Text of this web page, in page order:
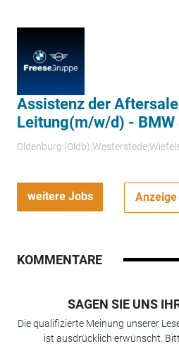
Assistenz der
Leitung(m/w/d) - BMW
Oldenburg
weitere Jobs
KOMMENTARE
SAGEN SIE UNS
Die qualifizierte Meinung unserer
ist ausdrücklich erwünscht.